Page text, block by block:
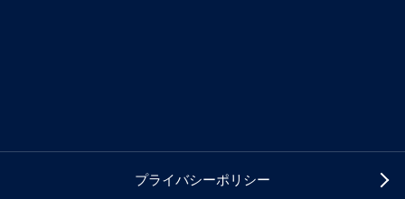
プライバシーポリシー